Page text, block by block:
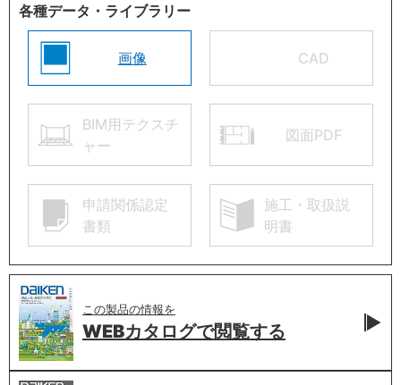
各種データ・ライブラリー
画像 CAD
BIM用テクスチ
ャー
図面PDF
申請関係認定
書類
施工・取扱説
明書
この製品の情報を
WEBカタログで閲覧する